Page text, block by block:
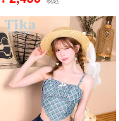
sw2152b］